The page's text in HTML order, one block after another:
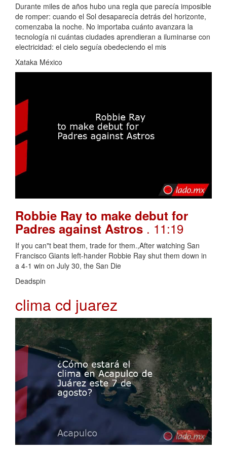
Durante miles de años hubo una regla que parecía imposible
de romper: cuando el Sol desaparecía detrás del horizonte,
comenzaba la noche. No importaba cuánto avanzara la
tecnología ni cuántas ciudades aprendieran a iluminarse con
electricidad: el cielo seguía obedeciendo el mis
Xataka México
Robbie Ray to make debut for
Padres against Astros . 11:19
If you can"t beat them, trade for them.,After watching San
Francisco Giants left-hander Robbie Ray shut them down in
a 4-1 win on July 30, the San Die
Deadspin
clima cd juarez